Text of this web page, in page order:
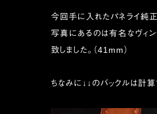
今回手に入れたパネライ純正
写真にあるのは有名なヴィ
致しました。（41mm）
ちなみに↓↓のバックルは計算